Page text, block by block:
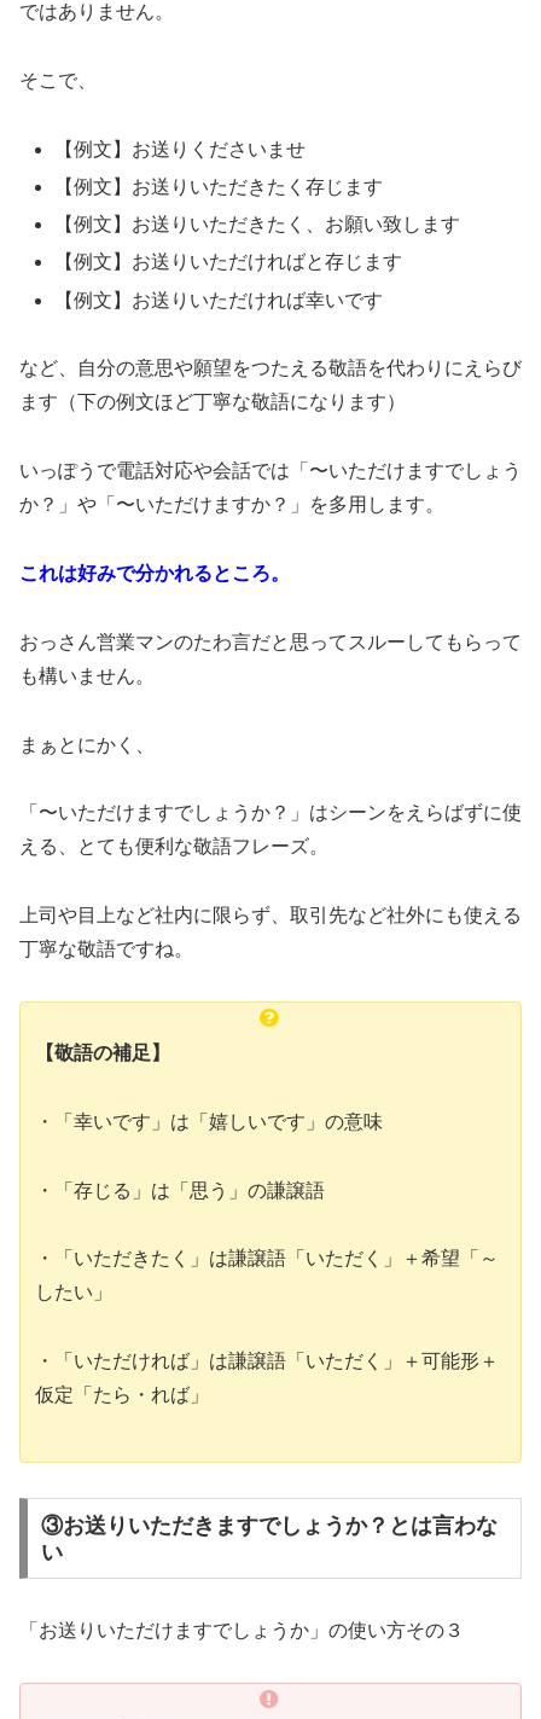
ではありません。
そこで、
【例文】お送りくださいませ
【例文】お送りいただきたく存じます
【例文】お送りいただきたく、お願い致します
【例文】お送りいただければと存じます
【例文】お送りいただければ幸いです
など、自分の意思や願望をつたえる敬語を代わりにえらび
ます（下の例文ほど丁寧な敬語になります）
いっぽうで電話対応や会話では「〜いただけますでしょう
か？」や「〜いただけますか？」を多用します。
これは好みで分かれるところ。
おっさん営業マンのたわ言だと思ってスルーしてもらって
も構いません。
まぁとにかく、
「〜いただけますでしょうか？」はシーンをえらばずに使
える、とても便利な敬語フレーズ。
上司や目上など社内に限らず、取引先など社外にも使える
丁寧な敬語ですね。
【敬語の補足】
・「幸いです」は「嬉しいです」の意味
・「存じる」は「思う」の謙譲語
・「いただきたく」は謙譲語「いただく」＋希望「～
したい」
・「いただければ」は謙譲語「いただく」＋可能形＋
仮定「たら・れば」
③お送りいただきますでしょうか？とは言わな
い
「お送りいただけますでしょうか」の使い方その３